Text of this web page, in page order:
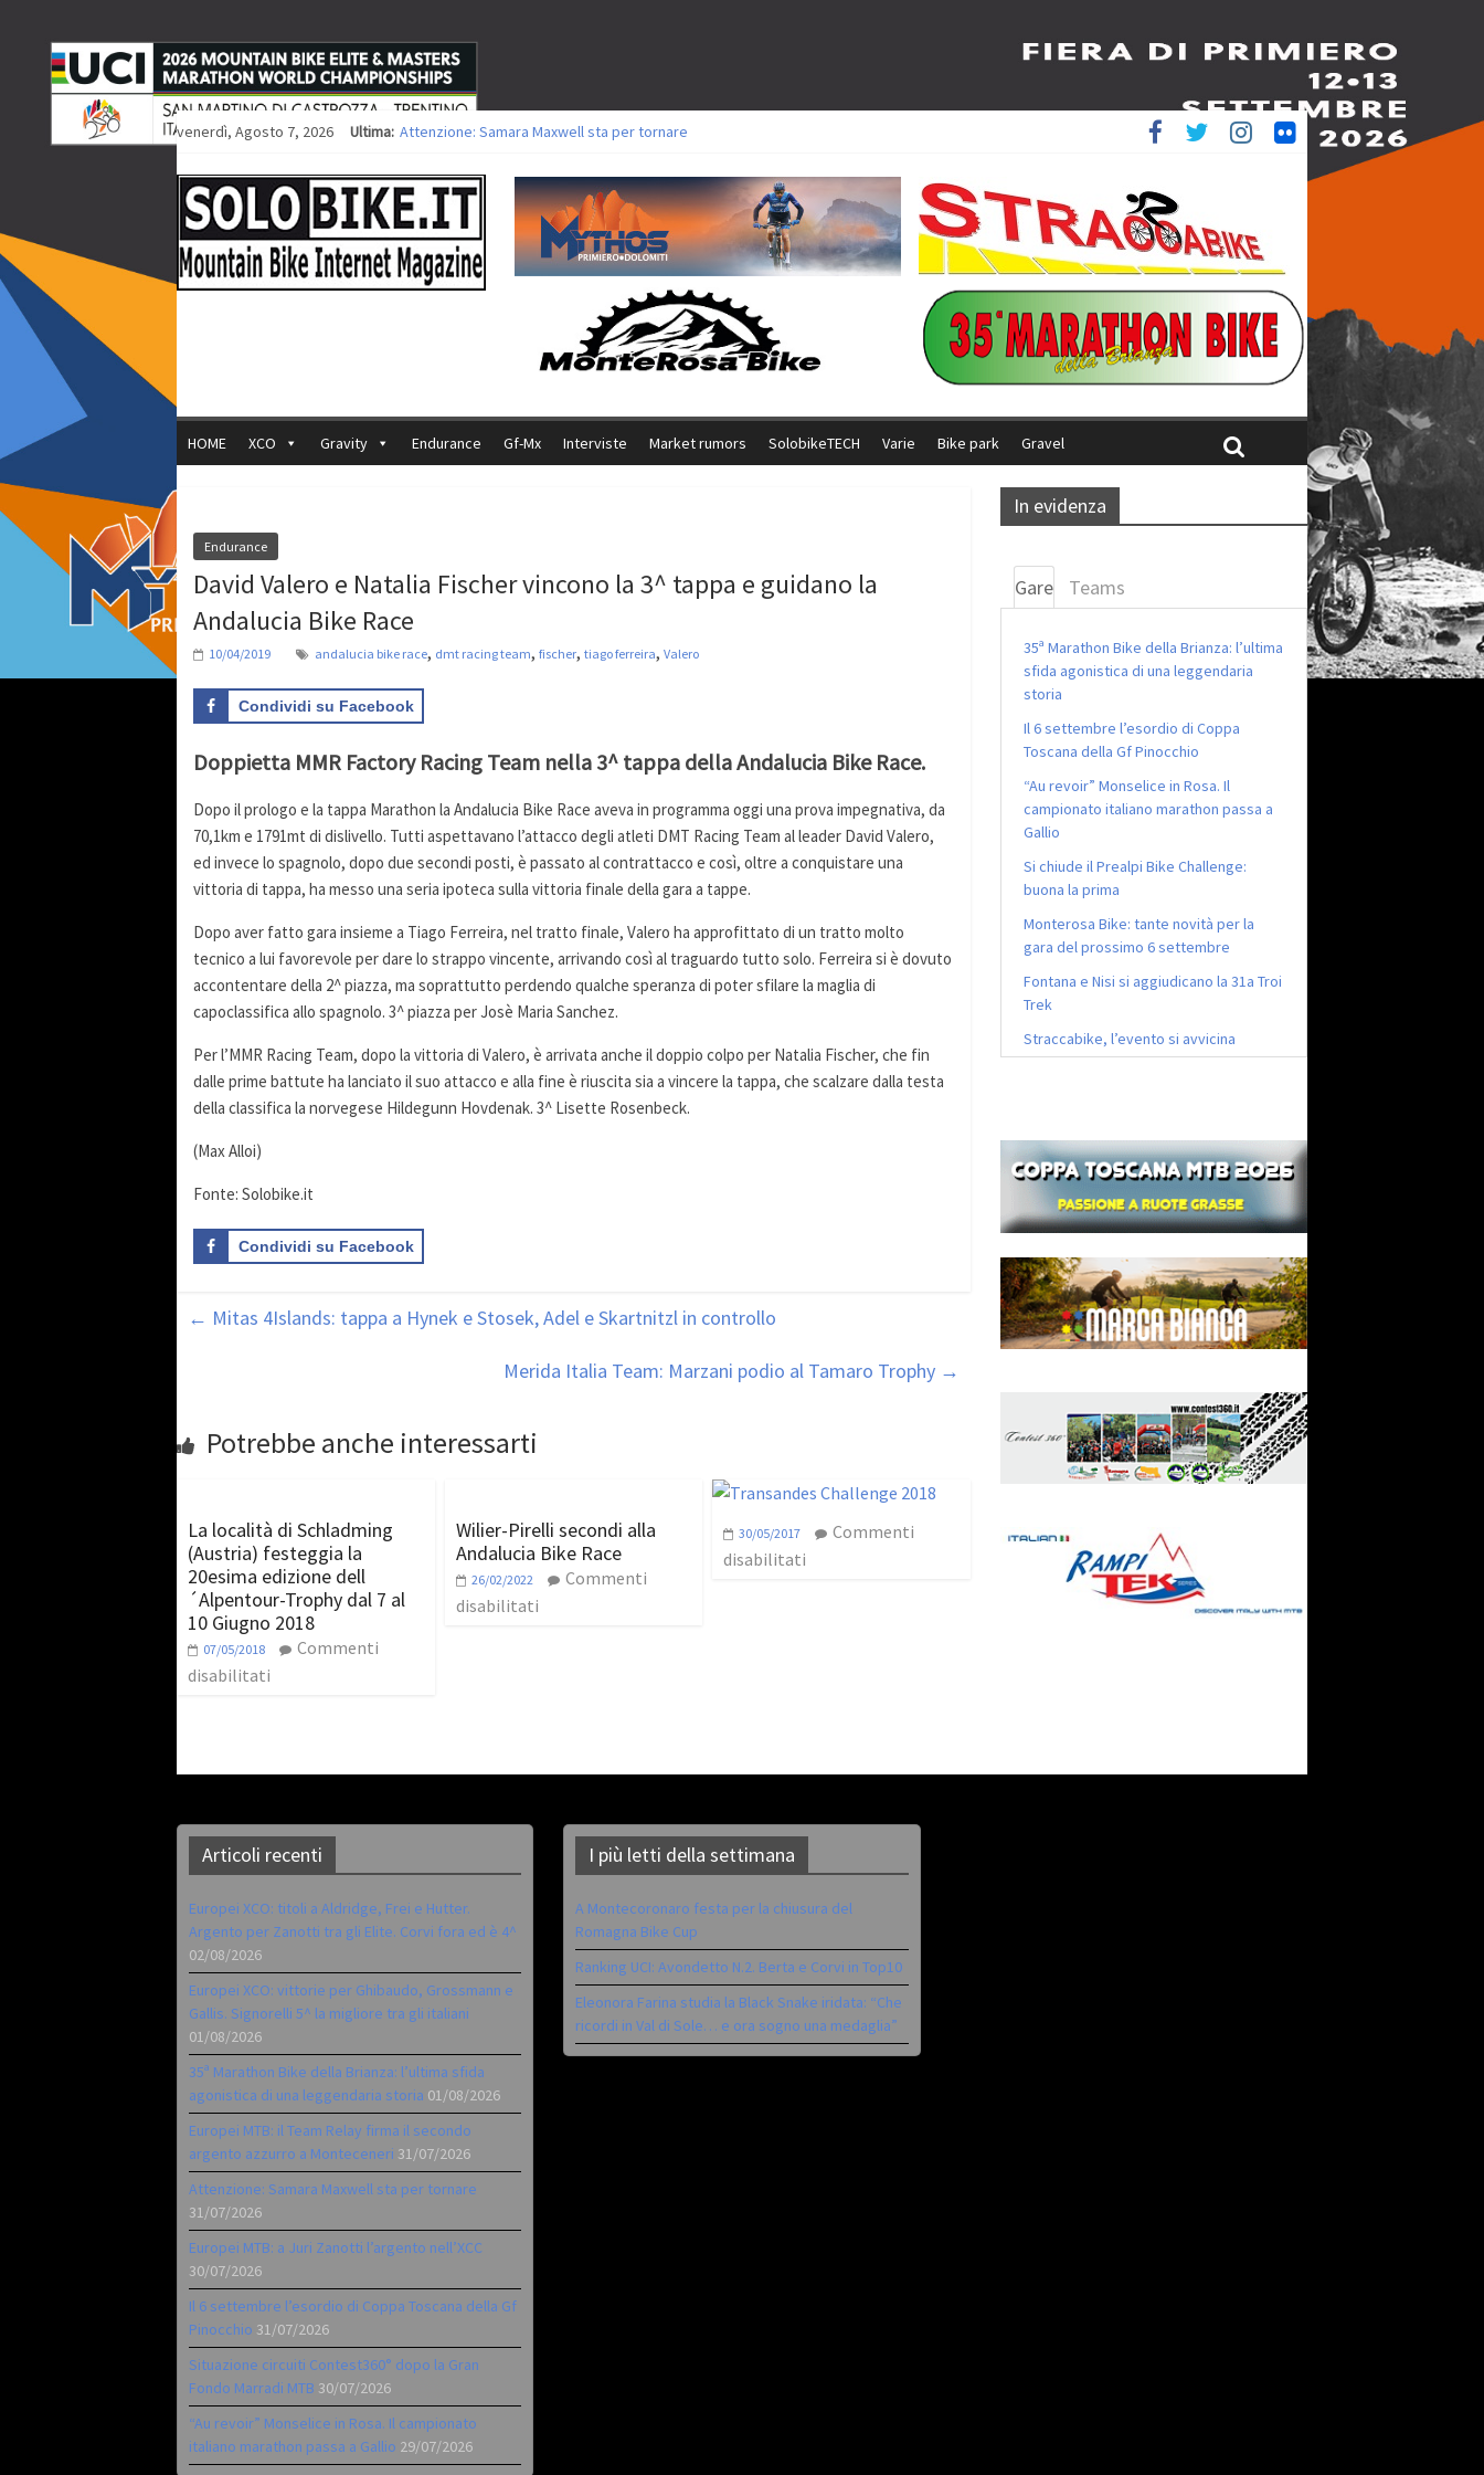
venerdì, Agosto 7, 2026 Ultima: Attenzione: Samara Maxwell sta per tornare
Europei XCO: vittorie per Ghibaudo, Grossmann e Gallis. Signorelli 5^ la migliore tra gli italiani
35ª Marathon Bike della Brianza: l’ultima sfida agonistica di una leggendaria storia
Europei MTB: il Team Relay firma il secondo argento azzurro a Monteceneri
HOME XCO Gravity Endurance Gf-Mx Interviste Market rumors SolobikeTECH Varie Bike park Gravel
Endurance
David Valero e Natalia Fischer vincono la 3^ tappa e guidano la
Andalucia Bike Race
10/04/2019 andalucia bike race, dmt racing team, fischer, tiago ferreira, Valero
Condividi su Facebook
Doppietta MMR Factory Racing Team nella 3^ tappa della Andalucia Bike Race.
Dopo il prologo e la tappa Marathon la Andalucia Bike Race aveva in programma oggi una prova impegnativa, da
70,1km e 1791mt di dislivello. Tutti aspettavano l’attacco degli atleti DMT Racing Team al leader David Valero,
ed invece lo spagnolo, dopo due secondi posti, è passato al contrattacco e così, oltre a conquistare una
vittoria di tappa, ha messo una seria ipoteca sulla vittoria finale della gara a tappe.
Dopo aver fatto gara insieme a Tiago Ferreira, nel tratto finale, Valero ha approfittato di un tratto molto
tecnico a lui favorevole per dare lo strappo vincente, arrivando così al traguardo tutto solo. Ferreira si è dovuto
accontentare della 2^ piazza, ma soprattutto perdendo qualche speranza di poter sfilare la maglia di
capoclassifica allo spagnolo. 3^ piazza per Josè Maria Sanchez.
Per l’MMR Racing Team, dopo la vittoria di Valero, è arrivata anche il doppio colpo per Natalia Fischer, che fin
dalle prime battute ha lanciato il suo attacco e alla fine è riuscita sia a vincere la tappa, che scalzare dalla testa
della classifica la norvegese Hildegunn Hovdenak. 3^ Lisette Rosenbeck.
(Max Alloi)
Fonte: Solobike.it
Condividi su Facebook
← Mitas 4Islands: tappa a Hynek e Stosek, Adel e Skartnitzl in controllo
Merida Italia Team: Marzani podio al Tamaro Trophy →
Potrebbe anche interessarti
La località di Schladming
(Austria) festeggia la
20esima edizione dell
´Alpentour-Trophy dal 7 al
10 Giugno 2018
07/05/2018
Commenti
disabilitati
Wilier-Pirelli secondi alla
Andalucia Bike Race
26/02/2022
Commenti
disabilitati
30/05/2017
Commenti
disabilitati
In evidenza
Gare Teams
35ª Marathon Bike della Brianza: l’ultima
sfida agonistica di una leggendaria
storia
Il 6 settembre l’esordio di Coppa
Toscana della Gf Pinocchio
“Au revoir” Monselice in Rosa. Il
campionato italiano marathon passa a
Gallio
Si chiude il Prealpi Bike Challenge:
buona la prima
Monterosa Bike: tante novità per la
gara del prossimo 6 settembre
Fontana e Nisi si aggiudicano la 31a Troi
Trek
Straccabike, l’evento si avvicina
Articoli recenti
Europei XCO: titoli a Aldridge, Frei e Hutter.
Argento per Zanotti tra gli Elite. Corvi fora ed è 4^
02/08/2026
Europei XCO: vittorie per Ghibaudo, Grossmann e
Gallis. Signorelli 5^ la migliore tra gli italiani
01/08/2026
35ª Marathon Bike della Brianza: l’ultima sfida
agonistica di una leggendaria storia 01/08/2026
Europei MTB: il Team Relay firma il secondo
argento azzurro a Monteceneri 31/07/2026
Attenzione: Samara Maxwell sta per tornare
31/07/2026
Europei MTB: a Juri Zanotti l’argento nell’XCC
30/07/2026
Il 6 settembre l’esordio di Coppa Toscana della Gf
Pinocchio 31/07/2026
Situazione circuiti Contest360° dopo la Gran
Fondo Marradi MTB 30/07/2026
“Au revoir” Monselice in Rosa. Il campionato
italiano marathon passa a Gallio 29/07/2026
I più letti della settimana
A Montecoronaro festa per la chiusura del
Romagna Bike Cup
Ranking UCI: Avondetto N.2. Berta e Corvi in Top10
Eleonora Farina studia la Black Snake iridata: “Che
ricordi in Val di Sole… e ora sogno una medaglia”